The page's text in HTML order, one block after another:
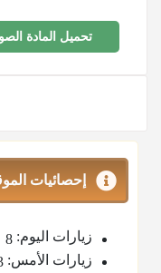
تحميل المادة
إحصائيات
زيارات اليوم: 8
زيارات الأمس: